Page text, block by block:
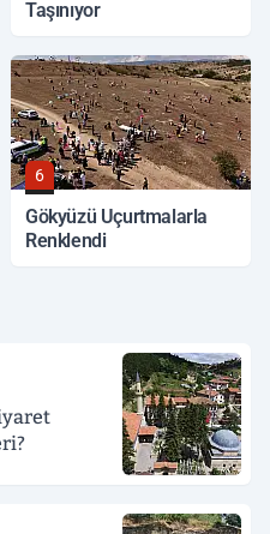
Taşınıyor
6
Gökyüzü Uçurtmalarla
Renklendi